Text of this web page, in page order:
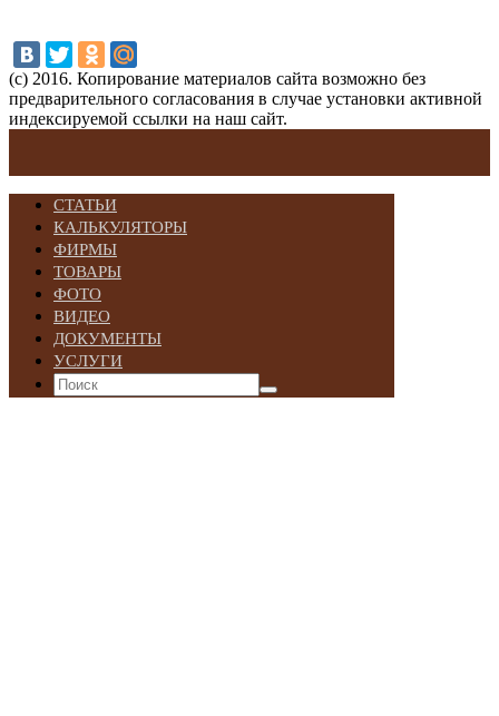
(с) 2016. Копирование материалов сайта возможно без
предварительного согласования в случае установки активной
индексируемой ссылки на наш сайт.
СТАТЬИ
КАЛЬКУЛЯТОРЫ
ФИРМЫ
ТОВАРЫ
ФОТО
ВИДЕО
ДОКУМЕНТЫ
УСЛУГИ